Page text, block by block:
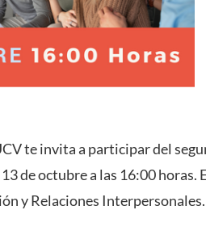
te invita a participar del
de octubre a las 16:00 horas.
y Relaciones Interpersonales.